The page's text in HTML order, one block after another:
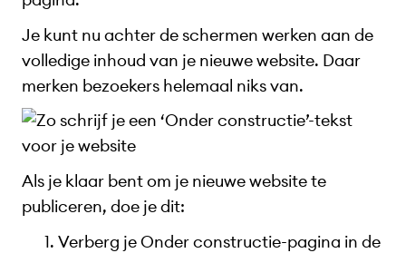
Je kunt nu achter de schermen werken aan de
volledige inhoud van je nieuwe website. Daar
merken bezoekers helemaal niks van.
Als je klaar bent om je nieuwe website te
publiceren, doe je dit:
Verberg je Onder constructie-pagina in de